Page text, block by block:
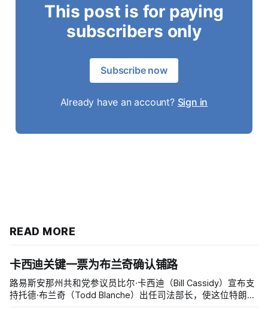
This post is for paying
subscribers only
Subscribe now
Already have an account? Sign in
READ MORE
卡西迪关键一票为布兰奇确认铺路
路易斯安那州共和党参议员比尔·卡西迪（Bill Cassidy）宣布支
持托德·布兰奇（Todd Blanche）出任司法部长，使这位特朗普